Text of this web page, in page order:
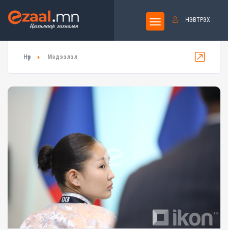
НЭВТРЭХ
Нүүр Мэдээлэл